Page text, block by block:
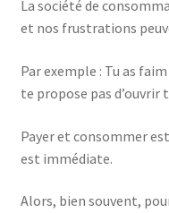
La société de
et nos frustrations
Par exemple : Tu as
te propose pas
Payer et consommer
est immédiate.
Alors, bien souvent,